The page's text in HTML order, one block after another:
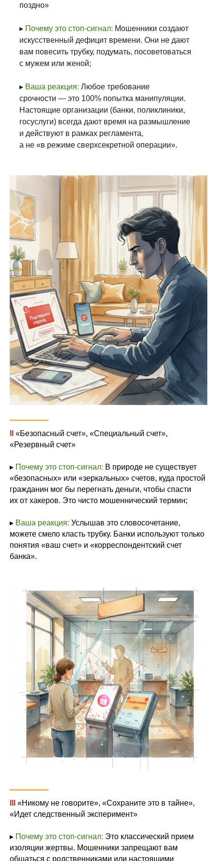
поздно»
▸ Почему это стоп-сигнал: Мошенники создают
искусственный дефицит времени. Они не дают
вам повесить трубку, подумать, посоветоваться
с мужем или женой;
▸ Ваша реакция: Любое требование
срочности — это 100% попытка манипуляции.
Настоящие организации (банки, поликлиники,
госуслуги) всегда дают время на размышление
и действуют в рамках регламента,
а не «в режиме сверхсекретной операции».
«Безопасный счет», «Специальный счет»,
«Резервный счет»
▸ Почему это стоп-сигнал: В природе не существует
«безопасных» или «зеркальных» счетов, куда простой
гражданин мог бы перегнать деньги, чтобы спасти
их от хакеров. Это чисто мошеннический термин;
▸ Ваша реакция: Услышав это словосочетание,
можете смело класть трубку. Банки используют только
понятия «ваш счет» и «корреспондентский счет
банка».
«Никому не говорите», «Сохраните это в тайне»,
«Идет следственный эксперимент»
▸ Почему это стоп-сигнал: Это классический прием
изоляции жертвы. Мошенники запрещают вам
общаться с родственниками или настоящими